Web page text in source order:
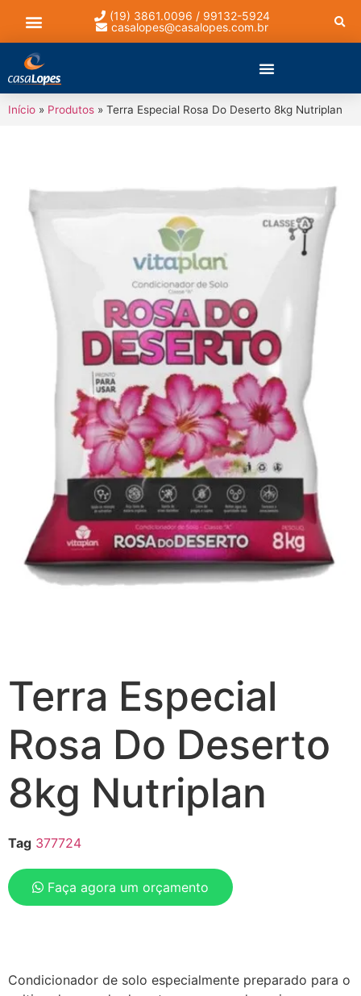
(19) 3861.0096 / 99132-5924
casalopes@casalopes.com.br
Início » Produtos » Terra Especial Rosa Do Deserto 8kg Nutriplan
Terra Especial
Rosa Do Deserto
8kg Nutriplan
Tag 377724
Faça agora um orçamento
Condicionador de solo especialmente preparado para o